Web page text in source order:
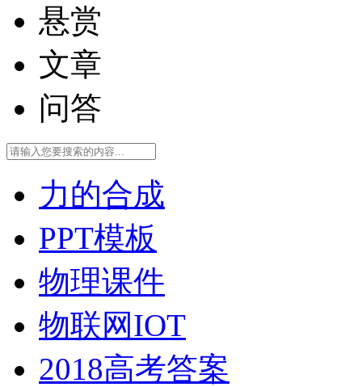
悬赏
文章
问答
力的合成
PPT模板
物理课件
物联网IOT
2018高考答案